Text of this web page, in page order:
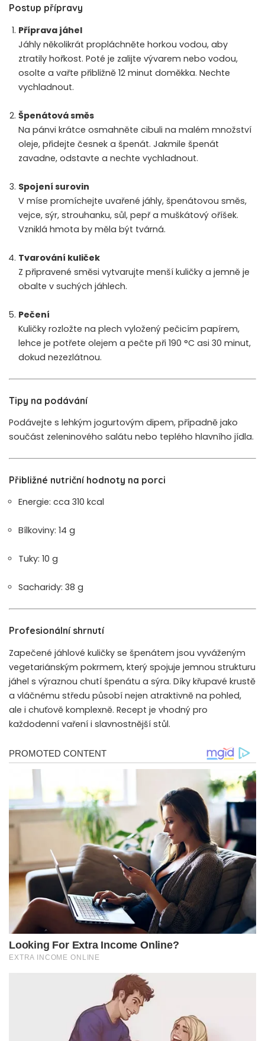
Postup přípravy
Příprava jáhel
Jáhly několikrát propláchněte horkou vodou, aby
ztratily hořkost. Poté je zalijte vývarem nebo vodou,
osolte a vařte přibližně 12 minut doměkka. Nechte
vychladnout.
Špenátová směs
Na pánvi krátce osmahněte cibuli na malém množství
oleje, přidejte česnek a špenát. Jakmile špenát
zavadne, odstavte a nechte vychladnout.
Spojení surovin
V míse promíchejte uvařené jáhly, špenátovou směs,
vejce, sýr, strouhanku, sůl, pepř a muškátový oříšek.
Vzniklá hmota by měla být tvárná.
Tvarování kuliček
Z připravené směsi vytvarujte menší kuličky a jemně je
obalte v suchých jáhlech.
Pečení
Kuličky rozložte na plech vyložený pečicím papírem,
lehce je potřete olejem a pečte při 190 °C asi 30 minut,
dokud nezezlátnou.
Tipy na podávání
Podávejte s lehkým jogurtovým dipem, případně jako
součást zeleninového salátu nebo teplého hlavního jídla.
Přibližné nutriční hodnoty na porci
Energie: cca 310 kcal
Bílkoviny: 14 g
Tuky: 10 g
Sacharidy: 38 g
Profesionální shrnutí
Zapečené jáhlové kuličky se špenátem jsou vyváženým
vegetariánským pokrmem, který spojuje jemnou strukturu
jáhel s výraznou chutí špenátu a sýra. Díky křupavé krustě
a vláčnému středu působí nejen atraktivně na pohled,
ale i chuťově komplexně. Recept je vhodný pro
každodenní vaření i slavnostnější stůl.